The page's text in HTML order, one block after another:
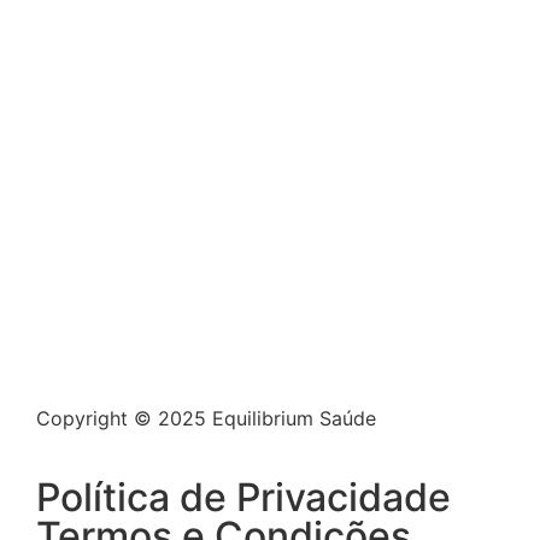
Copyright © 2025 Equilibrium Saúde
Política de Privacidade